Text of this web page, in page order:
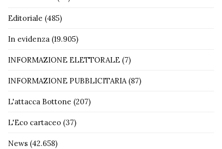
Editoriale (485)
In evidenza (19.905)
INFORMAZIONE ELETTORALE (7)
INFORMAZIONE PUBBLICITARIA(87)
L'attacca Bottone (207)
L'Eco cartaceo (37)
News (42.658)